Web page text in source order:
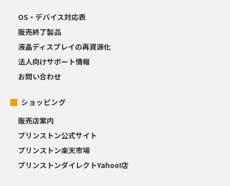
OS・デバイス対応表
販売終了製品
液晶ディスプレイの再資源化
法人向けサポート情報
お問い合わせ
ショッピング
販売店案内
プリンストン公式サイト
プリンストン楽天市場
プリンストンダイレクトYahoo!店